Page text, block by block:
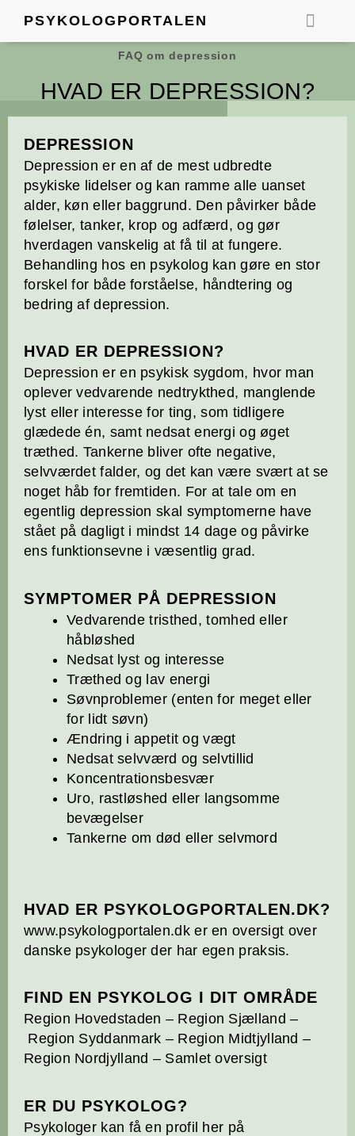
PSYKOLOGPORTALEN
FAQ om depression
HVAD ER DEPRESSION?
DEPRESSION
Depression er en af de mest udbredte
psykiske lidelser og kan ramme alle uanset
alder, køn eller baggrund. Den påvirker både
følelser, tanker, krop og adfærd, og gør
hverdagen vanskelig at få til at fungere.
Behandling hos en psykolog kan gøre en stor
forskel for både forståelse, håndtering og
bedring af depression.
HVAD ER DEPRESSION?
Depression er en psykisk sygdom, hvor man
oplever vedvarende nedtrykthed, manglende
lyst eller interesse for ting, som tidligere
glædede én, samt nedsat energi og øget
træthed. Tankerne bliver ofte negative,
selvværdet falder, og det kan være svært at se
noget håb for fremtiden. For at tale om en
egentlig depression skal symptomerne have
stået på dagligt i mindst 14 dage og påvirke
ens funktionsevne i væsentlig grad.
SYMPTOMER PÅ DEPRESSION
Vedvarende tristhed, tomhed eller
håbløshed
Nedsat lyst og interesse
Træthed og lav energi
Søvnproblemer (enten for meget eller
for lidt søvn)
Ændring i appetit og vægt
Nedsat selvværd og selvtillid
Koncentrationsbesvær
Uro, rastløshed eller langsomme
bevægelser
Tankerne om død eller selvmord
HVAD ER PSYKOLOGPORTALEN.DK?
www.psykologportalen.dk er en oversigt over
danske psykologer der har egen praksis.
FIND EN PSYKOLOG I DIT OMRÅDE
Region Hovedstaden – Region Sjælland –
Region Syddanmark – Region Midtjylland –
Region Nordjylland – Samlet oversigt
ER DU PSYKOLOG?
Psykologer kan få en profil her på